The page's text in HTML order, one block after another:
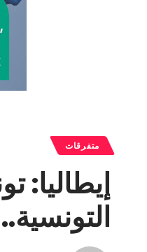
متفرقات
إيطاليا: